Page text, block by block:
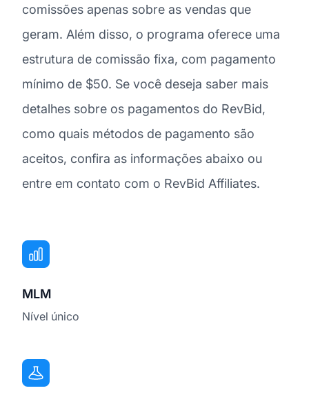
comissões apenas sobre as vendas que
geram. Além disso, o programa oferece uma
estrutura de comissão fixa, com pagamento
mínimo de $50. Se você deseja saber mais
detalhes sobre os pagamentos do RevBid,
como quais métodos de pagamento são
aceitos, confira as informações abaixo ou
entre em contato com o RevBid Affiliates.
MLM
Nível único